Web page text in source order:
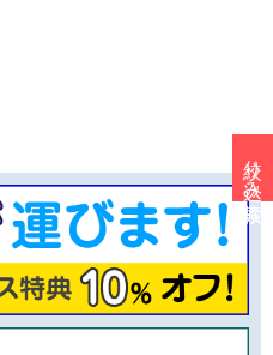
絞り込み検索